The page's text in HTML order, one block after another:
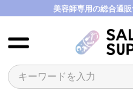
美容師専用の総合通